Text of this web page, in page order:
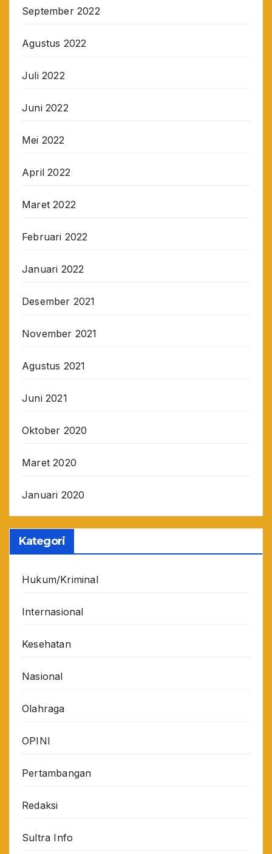
September 2022
Agustus 2022
Juli 2022
Juni 2022
Mei 2022
April 2022
Maret 2022
Februari 2022
Januari 2022
Desember 2021
November 2021
Agustus 2021
Juni 2021
Oktober 2020
Maret 2020
Januari 2020
Kategori
Hukum/Kriminal
Internasional
Kesehatan
Nasional
Olahraga
OPINI
Pertambangan
Redaksi
Sultra Info